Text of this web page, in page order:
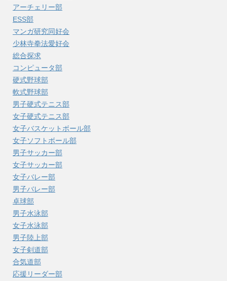
アーチェリー部
ESS部
マンガ研究同好会
少林寺拳法愛好会
総合探求
コンピュータ部
硬式野球部
軟式野球部
男子硬式テニス部
女子硬式テニス部
女子バスケットボール部
女子ソフトボール部
男子サッカー部
女子サッカー部
女子バレー部
男子バレー部
卓球部
男子水泳部
女子水泳部
男子陸上部
女子剣道部
合気道部
応援リーダー部